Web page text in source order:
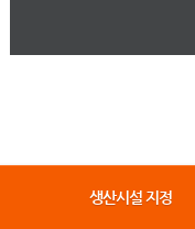
생산시설 지정